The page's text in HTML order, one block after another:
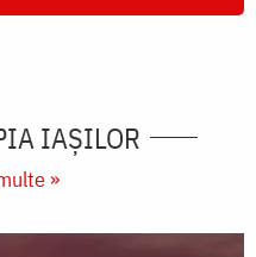
IAŞILOR
»